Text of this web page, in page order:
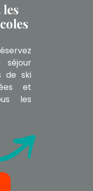
séjour
de ski
et
les